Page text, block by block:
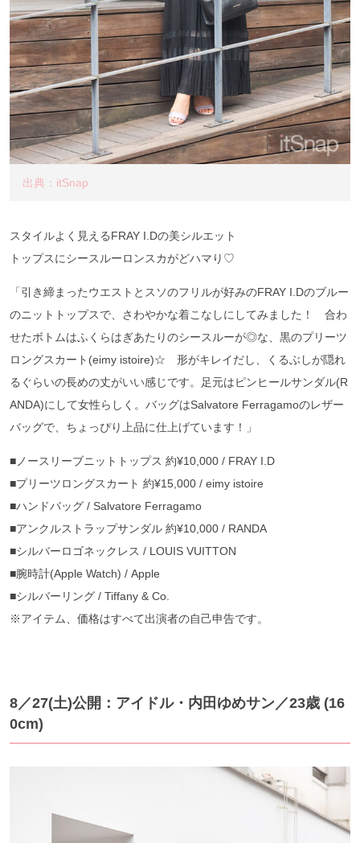
出典：itSnap
スタイルよく見えるFRAY I.Dの美シルエット
トップスにシースルーロンスカがどハマり♡
「引き締まったウエストとスソのフリルが好みのFRAY I.Dのブルー
のニットトップスで、さわやかな着こなしにしてみました！ 合わ
せたボトムはふくらはぎあたりのシースルーが◎な、黒のプリーツ
ロングスカート(eimy istoire)☆ 形がキレイだし、くるぶしが隠れ
るぐらいの長めの丈がいい感じです。足元はピンヒールサンダル(R
ANDA)にして女性らしく。バッグはSalvatore Ferragamoのレザー
バッグで、ちょっぴり上品に仕上げています！」
■ノースリーブニットトップス 約¥10,000 / FRAY I.D
■プリーツロングスカート 約¥15,000 / eimy istoire
■ハンドバッグ / Salvatore Ferragamo
■アンクルストラップサンダル 約¥10,000 / RANDA
■シルバーロゴネックレス / LOUIS VUITTON
■腕時計(Apple Watch) / Apple
■シルバーリング / Tiffany & Co.
※アイテム、価格はすべて出演者の自己申告です。
8／27(土)公開：アイドル・内田ゆめサン／23歳 (16
0cm)